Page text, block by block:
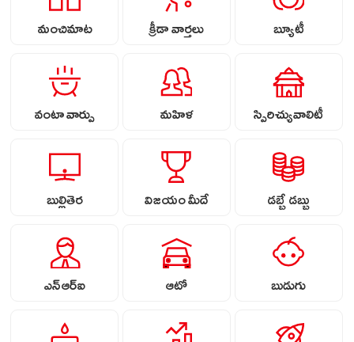
మంచిమాట క్రీడా వార్తలు బ్యూటీ
వంటా వార్పు మహిళ స్పిరిచ్యువాలిటీ
బుల్లితెర విజయం మీదే డబ్బే డబ్బు
ఎన్ఆర్ఐ ఆటో బుడుగు